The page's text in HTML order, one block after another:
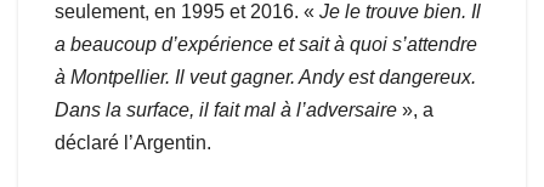
seulement, en 1995 et 2016. « Je le trouve bien. Il
a beaucoup d’expérience et sait à quoi s’attendre
à Montpellier. Il veut gagner. Andy est dangereux.
Dans la surface, il fait mal à l’adversaire », a
déclaré l’Argentin.